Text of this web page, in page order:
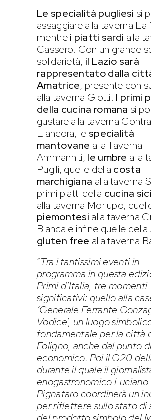
Le specialità pugliesi si
assaggiare alla taverna La
mentrei piatti sardi alla
Cassero. Con un grande
solidarietà, il Lazio sarà
rappresentato dalla
Amatrice, presente con
alla taverna Giotti. I primi
della cucina romana si
gustare alla taverna
E ancora, le specialità
mantovane alla Taverna
Ammanniti, le umbre alla
Pugili, quelle della costa
marchigiana alla taverna
primi piatti della cucina
alla taverna Morlupo,
piemontesi alla taverna
Bianca e infine quelle della
gluten free alla taverna
“Tra i tantissimi eventi in
programma in questa
Primi d’Italia, tre momenti
significativi: quello alla
‘Generale Ferrante
Vodice’, un luogo
fondamentale per la città
Foligno, anche dal punto
economico. Poi il G20
durante il quale il
enogastronomico Luciano
Pignataro coordinerà un
per riflettere sullo stato di